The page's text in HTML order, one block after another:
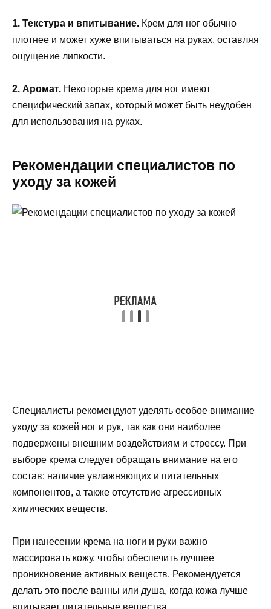
1. Текстура и впитывание. Крем для ног обычно
плотнее и может хуже впитываться на руках, оставляя
ощущение липкости.
2. Аромат. Некоторые крема для ног имеют
специфический запах, который может быть неудобен
для использования на руках.
Рекомендации специалистов по
уходу за кожей
Специалисты рекомендуют уделять особое внимание
уходу за кожей ног и рук, так как они наиболее
подвержены внешним воздействиям и стрессу. При
выборе крема следует обращать внимание на его
состав: наличие увлажняющих и питательных
компонентов, а также отсутствие агрессивных
химических веществ.
При нанесении крема на ноги и руки важно
массировать кожу, чтобы обеспечить лучшее
проникновение активных веществ. Рекомендуется
делать это после ванны или душа, когда кожа лучше